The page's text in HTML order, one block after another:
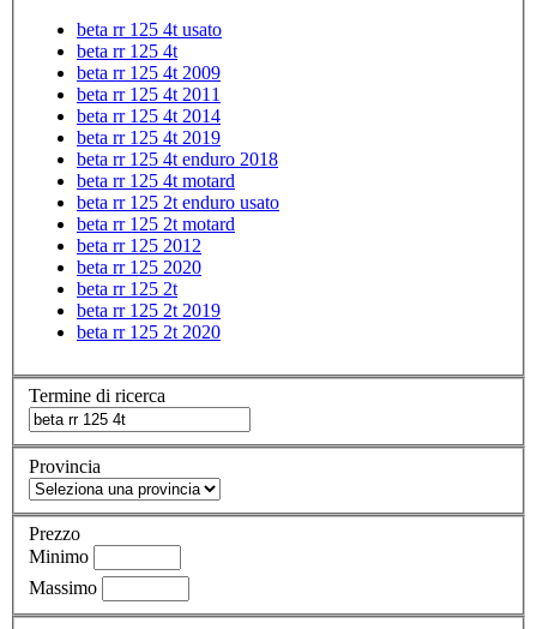
beta rr 125 4t usato
beta rr 125 4t
beta rr 125 4t 2009
beta rr 125 4t 2011
beta rr 125 4t 2014
beta rr 125 4t 2019
beta rr 125 4t enduro 2018
beta rr 125 4t motard
beta rr 125 2t enduro usato
beta rr 125 2t motard
beta rr 125 2012
beta rr 125 2020
beta rr 125 2t
beta rr 125 2t 2019
beta rr 125 2t 2020
Termine di ricerca
Provincia
Prezzo
Minimo
Massimo